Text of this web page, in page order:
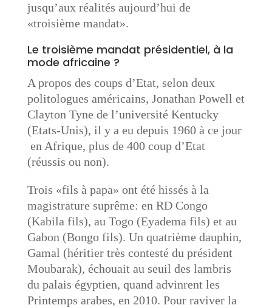
jusqu’aux réalités aujourd’hui de
«troisième mandat».
Le troisième mandat présidentiel, à la
mode africaine ?
A propos des coups d’Etat, selon deux
politologues américains, Jonathan Powell et
Clayton Tyne de l’université Kentucky
(Etats-Unis), il y a eu depuis 1960 à ce jour
en Afrique, plus de 400 coup d’Etat
(réussis ou non).
Trois «fils à papa» ont été hissés à la
magistrature suprême: en RD Congo
(Kabila fils), au Togo (Eyadema fils) et au
Gabon (Bongo fils). Un quatrième dauphin,
Gamal (héritier très contesté du président
Moubarak), échouait au seuil des lambris
du palais égyptien, quand advinrent les
Printemps arabes, en 2010. Pour raviver la